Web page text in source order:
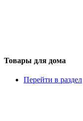
Товары для дома
Перейти в раздел